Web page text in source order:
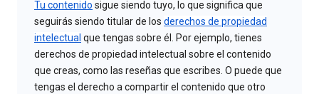
Tu contenido sigue siendo tuyo, lo que significa que
seguirás siendo titular de los derechos de propiedad
intelectual que tengas sobre él. Por ejemplo, tienes
derechos de propiedad intelectual sobre el contenido
que creas, como las reseñas que escribes. O puede que
tengas el derecho a compartir el contenido que otro